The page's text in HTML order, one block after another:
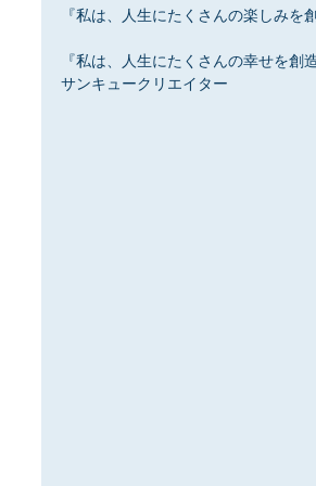
『私は、人生にたくさんの楽しみを
『私は、人生にたくさんの幸せを創
サンキュークリエイター